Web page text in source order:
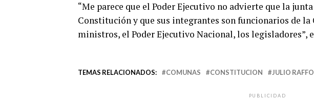
“Me parece que el Poder Ejecutivo no advierte que la
Constitución y que sus integrantes son funcionarios de
ministros, el Poder Ejecutivo Nacional, los legisladores”,
TEMAS RELACIONADOS: COMUNAS CONSTITUCION JULIO RAFFO
PUBLICIDAD